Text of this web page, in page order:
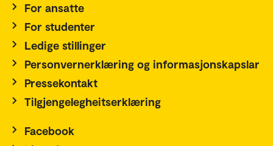
For ansatte
For studenter
Ledige stillinger
Personvernerklæring og informasjonskapslar
Pressekontakt
Tilgjengelegheitserklæring
Facebook